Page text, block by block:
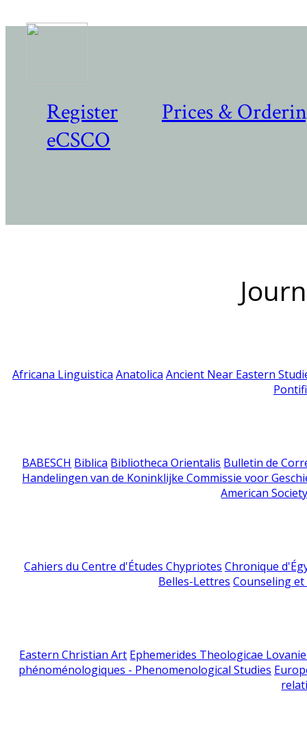
Register
Prices &
eCSCO
Africana Linguistica Anatolica Ancient Near Eastern
BABESCH Biblica Bibliotheca Orientalis Bulletin de
Handelingen van de Koninklijke Commissie voor
American
Cahiers du Centre d'Études Chypriotes Chronique
Belles-Lettres Counseling
Eastern Christian Art Ephemerides Theologicae
phénoménologiques - Phenomenological Studies